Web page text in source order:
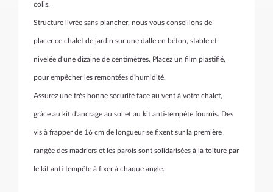
colis.
Structure livrée sans plancher, nous vous conseillons de
placer ce chalet de jardin sur une dalle en béton, stable et
nivelée d'une dizaine de centimètres. Placez un film plastifié,
pour empêcher les remontées d'humidité.
Assurez une très bonne sécurité face au vent à votre chalet,
grâce au kit d'ancrage au sol et au kit anti-tempête fournis. Des
vis à frapper de 16 cm de longueur se fixent sur la première
rangée des madriers et les parois sont solidarisées à la toiture par
le kit anti-tempête à fixer à chaque angle.